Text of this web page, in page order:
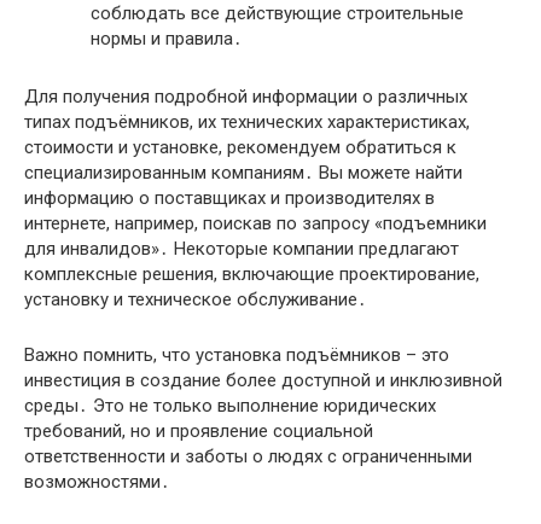
соблюдать все действующие строительные
нормы и правила․
Для получения подробной информации о различных
типах подъёмников, их технических характеристиках,
стоимости и установке, рекомендуем обратиться к
специализированным компаниям․ Вы можете найти
информацию о поставщиках и производителях в
интернете, например, поискав по запросу «подъемники
для инвалидов»․ Некоторые компании предлагают
комплексные решения, включающие проектирование,
установку и техническое обслуживание․
Важно помнить, что установка подъёмников – это
инвестиция в создание более доступной и инклюзивной
среды․ Это не только выполнение юридических
требований, но и проявление социальной
ответственности и заботы о людях с ограниченными
возможностями․